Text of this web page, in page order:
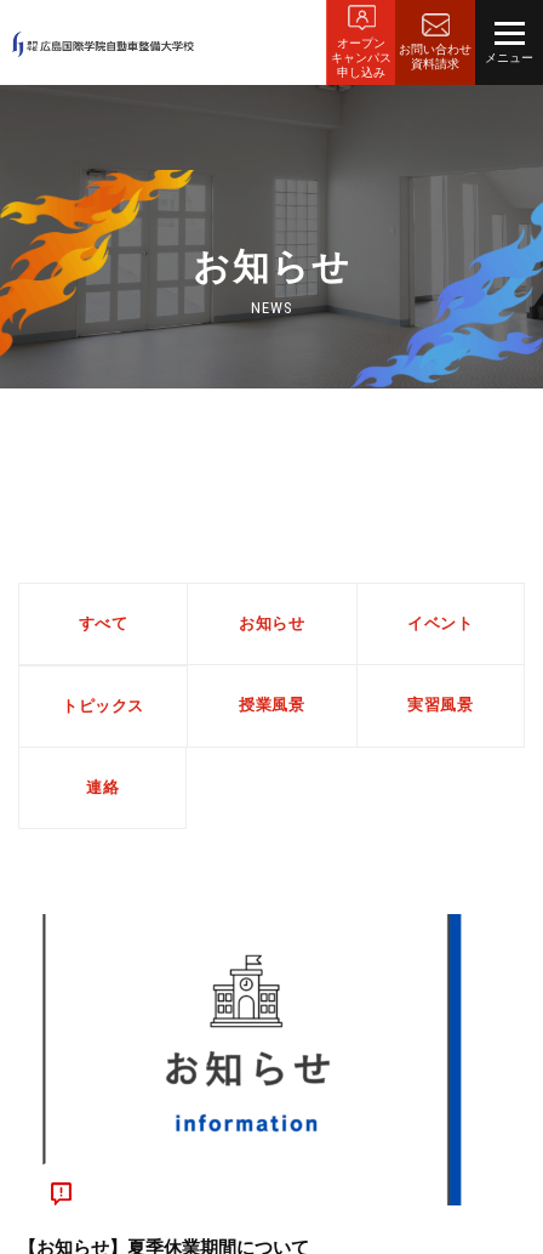
オープン
キャンパス
申し込み
お問い合わせ
資料請求
お知らせ
NEWS
すべて お知らせ イベント
トピックス 授業風景 実習風景
連絡
【お知らせ】夏季休業期間について